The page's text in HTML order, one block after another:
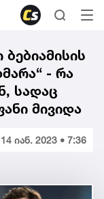
ბებიამისის
- რა
სადაც
მივიდა
14 იან. 2023 • 7:36